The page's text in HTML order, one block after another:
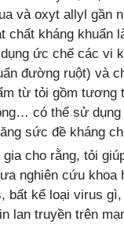
và oxyt allyl gần
chất kháng khuẩn
ức chế các vi
đường ruột) và
từ tỏi gồm tương
có thể sử dụng
sức đề kháng
cho rằng, tỏi
nghiên cứu khoa
bất kể loại virus
lan truyền trên